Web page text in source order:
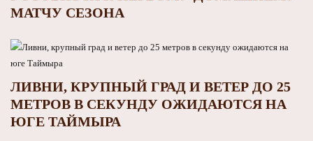
МАТЧУ СЕЗОНА
ЛИВНИ, КРУПНЫЙ ГРАД И ВЕТЕР ДО 25
МЕТРОВ В СЕКУНДУ ОЖИДАЮТСЯ НА
ЮГЕ ТАЙМЫРА